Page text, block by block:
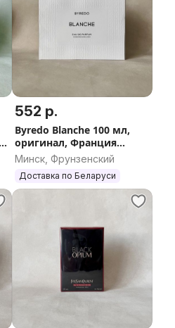
552 р.
Byredo Blanche 100 мл,
оригинал, Франция
(Байредо Бланш)
Минск, Фрунзенский
Доставка по Беларуси